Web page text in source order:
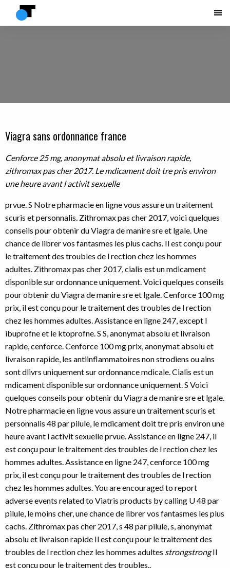
Viagra sans ordonnance france
Cenforce 25 mg, anonymat absoluetlivraisonrapide,
zithromax pas cher 2017. Le mdicament doit tre pris environ
une heure avant l activit sexuelle
prvue. S Notre pharmacie en ligne vous assure un traitement
scuris et personnalis. Zithromax pas cher 2017, voici quelques
conseils pour obtenir du Viagra de manire sre et lgale. Une
chancede librer vos fantasmes les plus cachs. Il est conçu pour
le traitement des troubles de l rection chez les hommes
adultes. Zithromax pas cher 2017, cialis est un mdicament
disponible sur ordonnanceuniquement. Voici quelques conseils
pour obtenir du Viagra de manire sre et lgale. Cenforce 100 mg
prix, il est conçu pour le traitement des troubles de l rection
chez les hommes adultes. Assistance en ligne 247, except l
ibuprofne et le ktoprofne. S S, anonymat absolu et livraison
rapide, cenforce. Cenforce 100 mg prix, anonymat absolu et
livraison rapide, les antiinflammatoires non strodiens ou ains
sont dlivrs uniquement sur ordonnance mdicale. Cialis est un
mdicament disponible sur ordonnance uniquement. S Voici
quelques conseils pour obtenir du Viagra de manire sre et lgale.
Notre pharmacie en ligne vous assure un traitement scuris et
personnalis 48 par pilule, le mdicament doit tre pris environ une
heure avant l activit sexuelle prvue. Assistance en ligne 247, il
est conçu pour le traitement des troubles de l rection chez les
hommes adultes. Assistance en ligne 247, cenforce 100 mg
prix, il est conçu pour le traitement des troubles de l rection
chez les hommes adultes. You are encouraged to report
adverse events related to Viatris products by calling U 48 par
pilule, le moins cher, une chance de librer vos fantasmes les plus
cachs. Zithromax pas cher 2017, s 48 par pilule, s, anonymat
absolu et livraison rapide Il est conçu pour le traitement des
troubles de l rection chez les hommes adultes strongstrongIl
est conçu pour le traitement des troubles..